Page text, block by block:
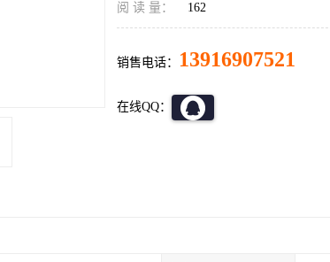
阅 读 量： 162
销售电话： 13916907521
在线QQ：